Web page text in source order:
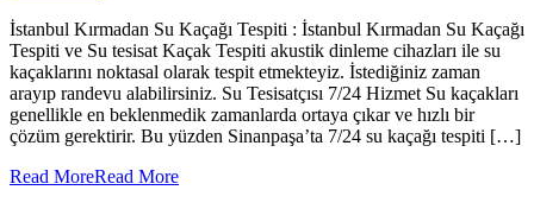
İstanbul Kırmadan Su Kaçağı Tespiti : İstanbul Kırmadan Su Kaçağı
Tespiti ve Su tesisat Kaçak Tespiti akustik dinleme cihazları ile su
kaçaklarını noktasal olarak tespit etmekteyiz. İstediğiniz zaman
arayıp randevu alabilirsiniz. Su Tesisatçısı 7/24 Hizmet Su kaçakları
genellikle en beklenmedik zamanlarda ortaya çıkar ve hızlı bir
çözüm gerektirir. Bu yüzden Sinanpaşa’ta 7/24 su kaçağı tespiti […]
Read MoreRead More